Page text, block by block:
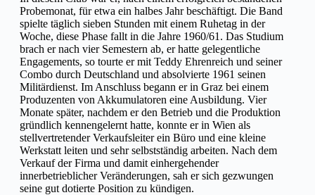
Probemonat, für etwa ein halbes Jahr beschäftigt. Die Band
spielte täglich sieben Stunden mit einem Ruhetag in der
Woche, diese Phase fallt in die Jahre 1960/61. Das Studium
brach er nach vier Semestern ab, er hatte gelegentliche
Engagements, so tourte er mit Teddy Ehrenreich und seiner
Combo durch Deutschland und absolvierte 1961 seinen
Militärdienst. Im Anschluss begann er in Graz bei einem
Produzenten von Akkumulatoren eine Ausbildung. Vier
Monate später, nachdem er den Betrieb und die Produktion
gründlich kennengelernt hatte, konnte er in Wien als
stellvertretender Verkaufsleiter ein Büro und eine kleine
Werkstatt leiten und sehr selbstständig arbeiten. Nach dem
Verkauf der Firma und damit einhergehender
innerbetrieblicher Veränderungen, sah er sich gezwungen
seine gut dotierte Position zu kündigen.